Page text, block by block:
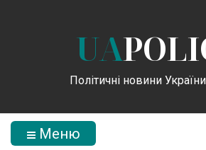
UA
Політичні новини України
Меню